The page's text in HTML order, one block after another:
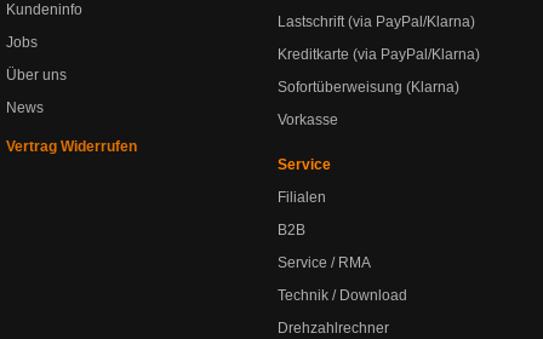
Kundeninfo
Jobs
Über uns
News
Vertrag Widerrufen
Lastschrift (via PayPal/Klarna)
Kreditkarte (via PayPal/Klarna)
Sofortüberweisung (Klarna)
Vorkasse
Service
Filialen
B2B
Service / RMA
Technik / Download
Drehzahlrechner